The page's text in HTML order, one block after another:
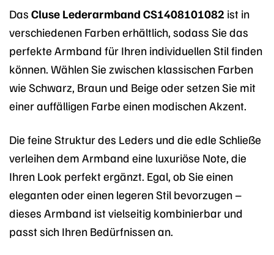
Das Cluse Lederarmband CS1408101082 ist in
verschiedenen Farben erhältlich, sodass Sie das
perfekte Armband für Ihren individuellen Stil finden
können. Wählen Sie zwischen klassischen Farben
wie Schwarz, Braun und Beige oder setzen Sie mit
einer auffälligen Farbe einen modischen Akzent.
Die feine Struktur des Leders und die edle Schließe
verleihen dem Armband eine luxuriöse Note, die
Ihren Look perfekt ergänzt. Egal, ob Sie einen
eleganten oder einen legeren Stil bevorzugen –
dieses Armband ist vielseitig kombinierbar und
passt sich Ihren Bedürfnissen an.